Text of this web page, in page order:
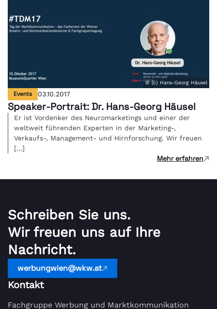
© (c) Hans-Georg Häusel
Events 03.10.2017
Speaker-Portrait: Dr. Hans-Georg Häusel
Er ist Vordenker des Neuromarketings und einer der
weltweit führenden Experten in der Marketing-,
Verkaufs-, Management- und Hirnforschung. Wir freuen
[…]
Mehr erfahren
Schreiben Sie uns.
Wir freuen uns auf Ihre
Nachricht.
werbungwien@wkw.at
Kontakt
Fachgruppe Werbung und Marktkommunikation